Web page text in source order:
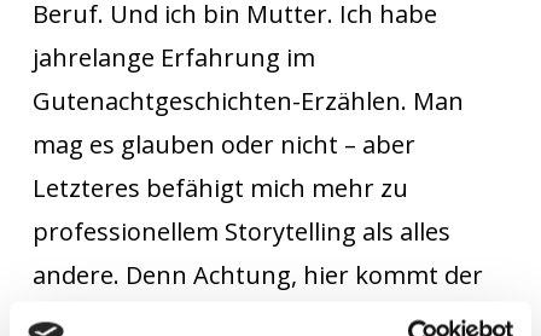
Beruf. Und ich bin Mutter. Ich habe
jahrelange Erfahrung im
Gutenachtgeschichten-Erzählen. Man
mag es glauben oder nicht – aber
Letzteres befähigt mich mehr zu
professionellem Storytelling als alles
andere. Denn Achtung, hier kommt der
erste Storytelling-Hack, und der ist